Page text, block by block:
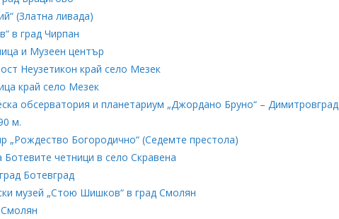
(Златна ливада)
в град Чирпан
и Музеен център
Неузетикон край село Мезек
край село Мезек
обсерватория и планетариум „Джордано Бруно“ – Димитровград
м.
„Рождество Богородично“ (Седемте престола)
четници в село Скравена
Ботевград
музей „Стою Шишков“ в град Смолян